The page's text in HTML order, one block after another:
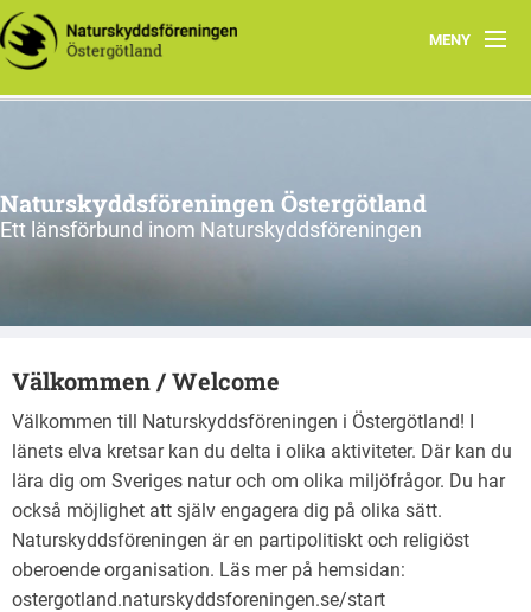
MENY
Aktuellt
Natur i Östergötland
Kretsar
Naturskyddsföreningen Östergötland
Ett länsförbund inom Naturskyddsföreningen
Välkommen / Welcome
Välkommen till Naturskyddsföreningen i Östergötland! I
länets elva kretsar kan du delta i olika aktiviteter. Där kan du
lära dig om Sveriges natur och om olika miljöfrågor. Du har
också möjlighet att själv engagera dig på olika sätt.
Naturskyddsföreningen är en partipolitiskt och religiöst
oberoende organisation. Läs mer på hemsidan:
ostergotland.naturskyddsforeningen.se/start